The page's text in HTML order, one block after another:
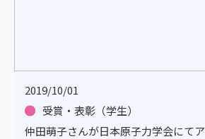
2019/10/01
受賞・表彰（学生）
仲田萌子さんが日本原子力学会にて